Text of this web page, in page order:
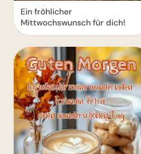
Ein fröhlicher
Mittwochswunsch für dich!